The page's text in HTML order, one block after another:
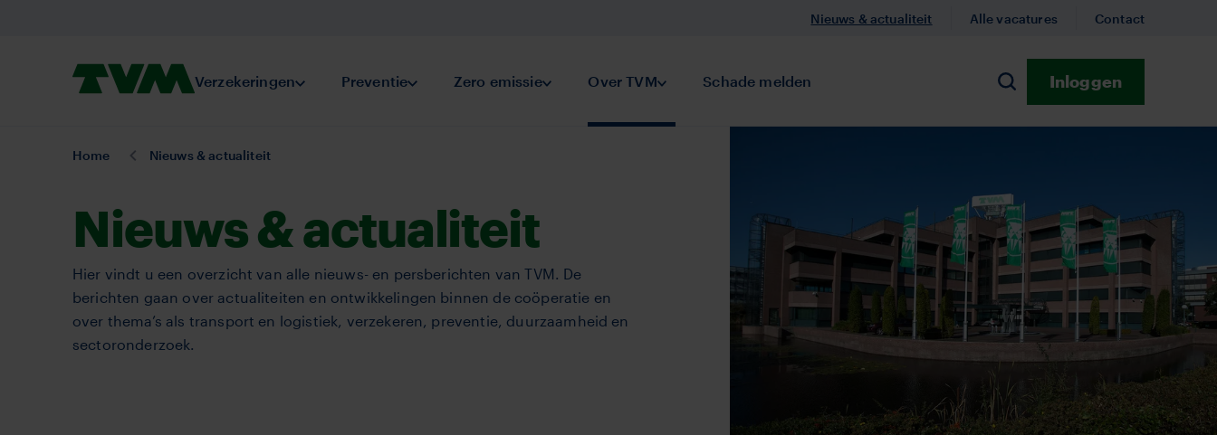
Homepage,
VerzekeringenSubmenu Verzekeringen
PreventieSubmenu Preventie
Zero emissieSubmenu Zero emissie
Over TVMSubmenu Over TVM
Schade melden
Zoeken
Inloggen
Nieuws & actualiteit Alle vacatures Contact
U
Home Nieuws & actualiteit
Nieuws & actualiteit
Hier vindt u een overzicht van alle nieuws- en persberichten van TVM. De
berichten gaan over actualiteiten en ontwikkelingen binnen de coöperatie en
over thema’s als transport en logistiek, verzekeren, preventie, duurzaamheid en
sectoronderzoek.